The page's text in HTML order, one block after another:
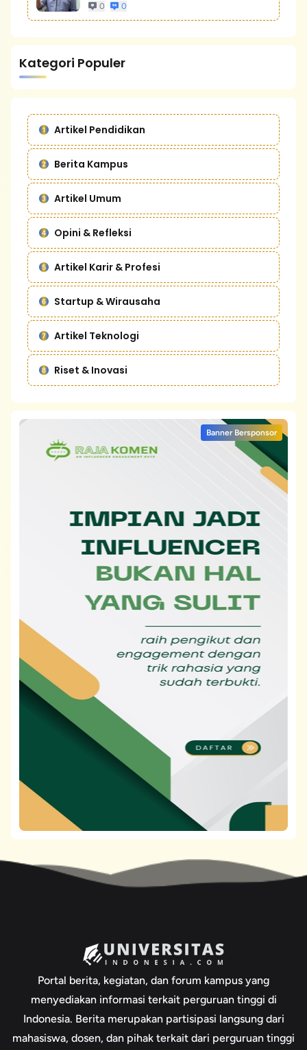
0 0
Kategori Populer
Artikel Pendidikan
Berita Kampus
Artikel Umum
Opini & Refleksi
Artikel Karir & Profesi
Startup & Wirausaha
Artikel Teknologi
Riset & Inovasi
Banner Bersponsor
Portal berita, kegiatan, dan forum kampus yang
menyediakan informasi terkait perguruan tinggi di
Indonesia. Berita merupakan partisipasi langsung dari
mahasiswa, dosen, dan pihak terkait dari perguruan tinggi